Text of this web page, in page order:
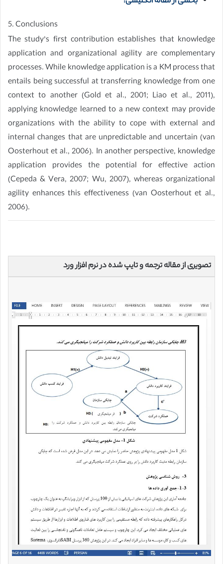
5. Conclusions
The study’s first contribution establishes that knowledge
application and organizational agility are complementary
processes. While knowledge application is a KM process that
entails being successful at transferring knowledge from one
context to another (Gold et al., 2001; Liao et al., 2011),
applying knowledge learned to a new context may provide
organizations with the ability to cope with external and
internal changes that are unpredictable and uncertain (van
Oosterhout et al., 2006). In another perspective, knowledge
application provides the potential for effective action
(Cepeda & Vera, 2007; Wu, 2007), whereas organizational
agility enhances this effectiveness (van Oosterhout et al.,
2006).
تصویری از مقاله ترجمه و تایپ شده در نرم افزار ورد